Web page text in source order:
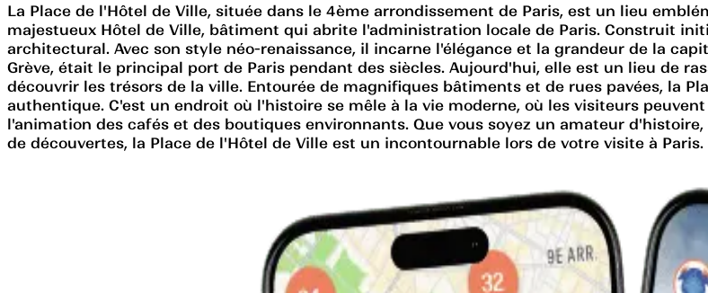
La Place de l'Hôtel de Ville, située dans le 4ème arrondissement de Paris, est un lieu
majestueux Hôtel de Ville, bâtiment qui abrite l'administration locale de Paris. Construit
architectural. Avec son style néo-renaissance, il incarne l'élégance et la grandeur de la
Grève, était le principal port de Paris pendant des siècles. Aujourd'hui, elle est un lieu de
découvrir les trésors de la ville. Entourée de magnifiques bâtiments et de rues pavées, la
authentique. C'est un endroit où l'histoire se mêle à la vie moderne, où les visiteurs
l'animation des cafés et des boutiques environnants. Que vous soyez un amateur
de découvertes, la Place de l'Hôtel de Ville est un incontournable lors de votre visite à Paris.